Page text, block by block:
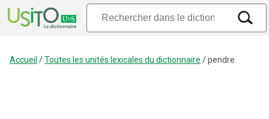
Accueil /Toutes les unités lexicales du dictionnaire /pendre